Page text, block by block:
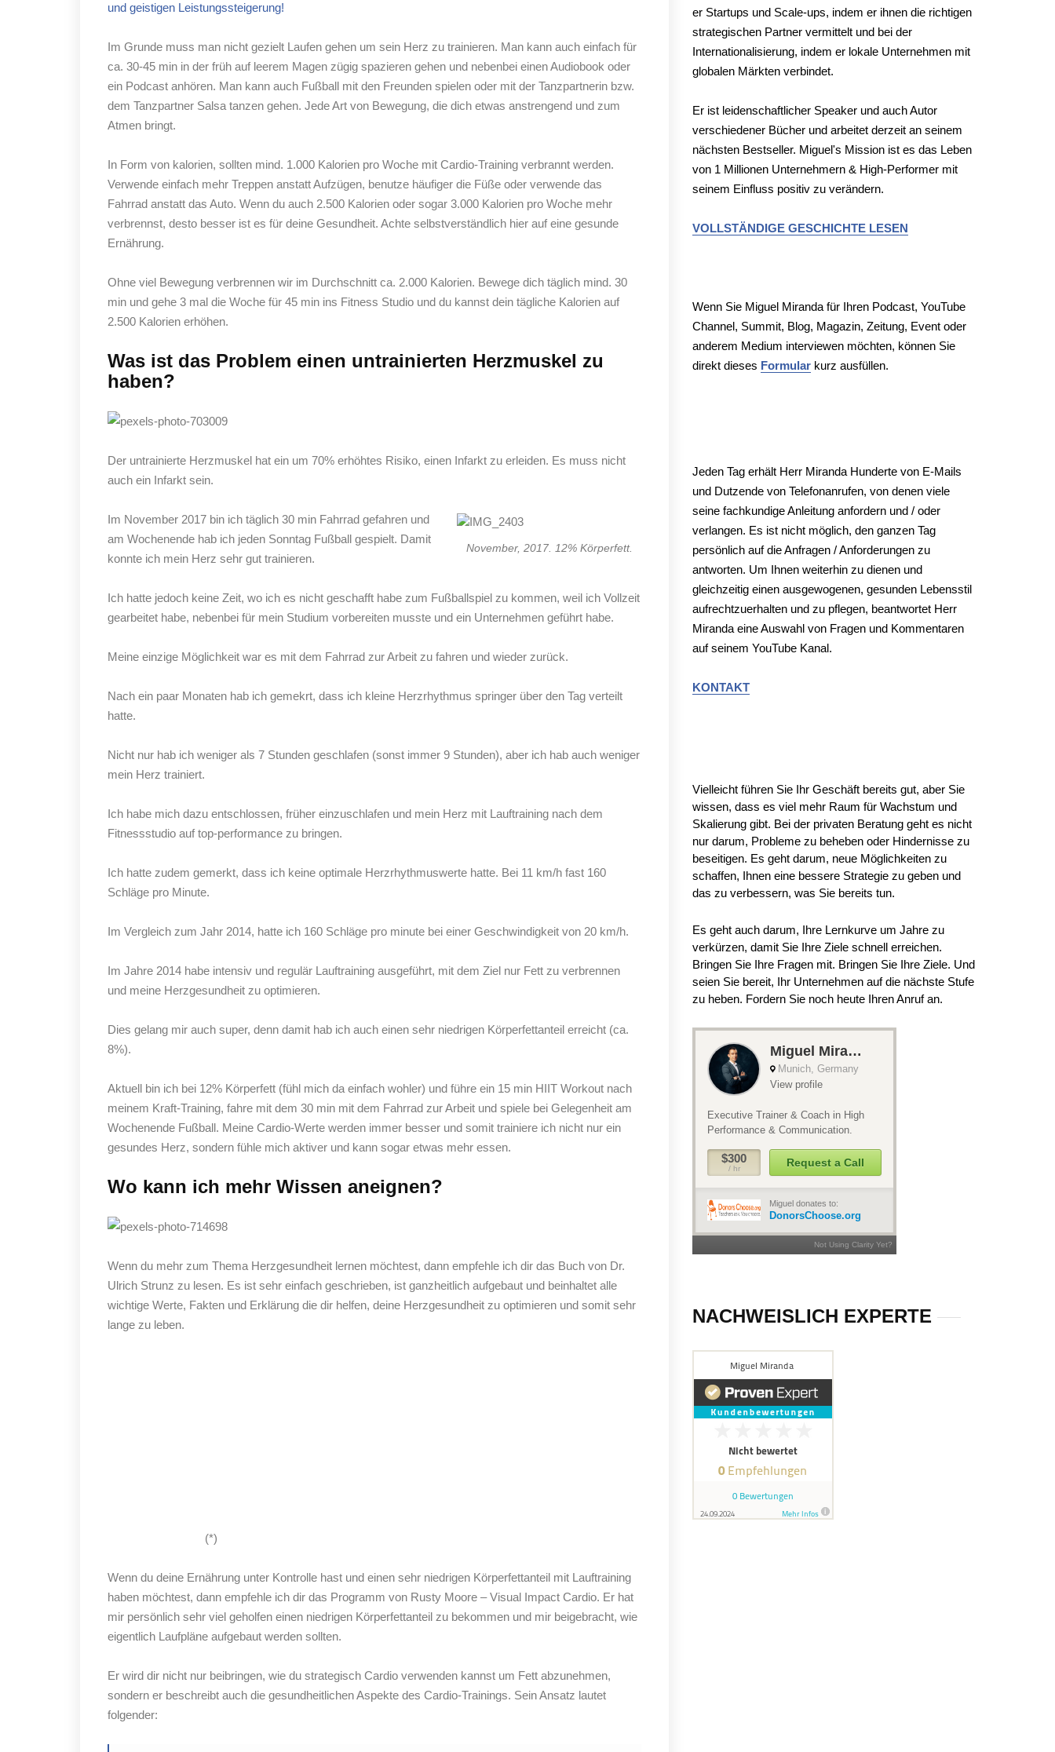
und geistigen Leistungssteigerung!
Im Grunde muss man nicht gezielt Laufen gehen um sein Herz zu trainieren. Man kann auch einfach für
ca. 30-45 min in der früh auf leerem Magen zügig spazieren gehen und nebenbei einen Audiobook oder
ein Podcast anhören. Man kann auch Fußball mit den Freunden spielen oder mit der Tanzpartnerin bzw.
dem Tanzpartner Salsa tanzen gehen. Jede Art von Bewegung, die dich etwas anstrengend und zum
Atmen bringt.
In Form von kalorien, sollten mind. 1.000 Kalorien pro Woche mit Cardio-Training verbrannt werden.
Verwende einfach mehr Treppen anstatt Aufzügen, benutze häufiger die Füße oder verwende das
Fahrrad anstatt das Auto. Wenn du auch 2.500 Kalorien oder sogar 3.000 Kalorien pro Woche mehr
verbrennst, desto besser ist es für deine Gesundheit. Achte selbstverständlich hier auf eine gesunde
Ernährung.
Ohne viel Bewegung verbrennen wir im Durchschnitt ca. 2.000 Kalorien. Bewege dich täglich mind. 30
min und gehe 3 mal die Woche für 45 min ins Fitness Studio und du kannst dein tägliche Kalorien auf
2.500 Kalorien erhöhen.
Was ist das Problem einen untrainierten Herzmuskel zu
haben?
Der untrainierte Herzmuskel hat ein um 70% erhöhtes Risiko, einen Infarkt zu erleiden. Es muss nicht
auch ein Infarkt sein.
November, 2017. 12% Körperfett.
Im November 2017 bin ich täglich 30 min Fahrrad gefahren und
am Wochenende hab ich jeden Sonntag Fußball gespielt. Damit
konnte ich mein Herz sehr gut trainieren.
Ich hatte jedoch keine Zeit, wo ich es nicht geschafft habe zum Fußballspiel zu kommen, weil ich Vollzeit
gearbeitet habe, nebenbei für mein Studium vorbereiten musste und ein Unternehmen geführt habe.
Meine einzige Möglichkeit war es mit dem Fahrrad zur Arbeit zu fahren und wieder zurück.
Nach ein paar Monaten hab ich gemekrt, dass ich kleine Herzrhythmus springer über den Tag verteilt
hatte.
Nicht nur hab ich weniger als 7 Stunden geschlafen (sonst immer 9 Stunden), aber ich hab auch weniger
mein Herz trainiert.
Ich habe mich dazu entschlossen, früher einzuschlafen und mein Herz mit Lauftraining nach dem
Fitnessstudio auf top-performance zu bringen.
Ich hatte zudem gemerkt, dass ich keine optimale Herzrhythmuswerte hatte. Bei 11 km/h fast 160
Schläge pro Minute.
Im Vergleich zum Jahr 2014, hatte ich 160 Schläge pro minute bei einer Geschwindigkeit von 20 km/h.
Im Jahre 2014 habe intensiv und regulär Lauftraining ausgeführt, mit dem Ziel nur Fett zu verbrennen
und meine Herzgesundheit zu optimieren.
Dies gelang mir auch super, denn damit hab ich auch einen sehr niedrigen Körperfettanteil erreicht (ca.
8%).
Aktuell bin ich bei 12% Körperfett (fühl mich da einfach wohler) und führe ein 15 min HIIT Workout nach
meinem Kraft-Training, fahre mit dem 30 min mit dem Fahrrad zur Arbeit und spiele bei Gelegenheit am
Wochenende Fußball. Meine Cardio-Werte werden immer besser und somit trainiere ich nicht nur ein
gesundes Herz, sondern fühle mich aktiver und kann sogar etwas mehr essen.
Wo kann ich mehr Wissen aneignen?
Wenn du mehr zum Thema Herzgesundheit lernen möchtest, dann empfehle ich dir das Buch von Dr.
Ulrich Strunz zu lesen. Es ist sehr einfach geschrieben, ist ganzheitlich aufgebaut und beinhaltet alle
wichtige Werte, Fakten und Erklärung die dir helfen, deine Herzgesundheit zu optimieren und somit sehr
lange zu leben.
(*)
Wenn du deine Ernährung unter Kontrolle hast und einen sehr niedrigen Körperfettanteil mit Lauftraining
haben möchtest, dann empfehle ich dir das Programm von Rusty Moore – Visual Impact Cardio. Er hat
mir persönlich sehr viel geholfen einen niedrigen Körperfettanteil zu bekommen und mir beigebracht, wie
eigentlich Laufpläne aufgebaut werden sollten.
Er wird dir nicht nur beibringen, wie du strategisch Cardio verwenden kannst um Fett abzunehmen,
sondern er beschreibt auch die gesundheitlichen Aspekte des Cardio-Trainings. Sein Ansatz lautet
folgender:
er Startups und Scale-ups, indem er ihnen die richtigen
strategischen Partner vermittelt und bei der
Internationalisierung, indem er lokale Unternehmen mit
globalen Märkten verbindet.
Er ist leidenschaftlicher Speaker und auch Autor
verschiedener Bücher und arbeitet derzeit an seinem
nächsten Bestseller. Miguel's Mission ist es das Leben
von 1 Millionen Unternehmern & High-Performer mit
seinem Einfluss positiv zu verändern.
VOLLSTÄNDIGE GESCHICHTE LESEN
Wenn Sie Miguel Miranda für Ihren Podcast, YouTube
Channel, Summit, Blog, Magazin, Zeitung, Event oder
anderem Medium interviewen möchten, können Sie
direkt dieses Formular kurz ausfüllen.
Jeden Tag erhält Herr Miranda Hunderte von E-Mails
und Dutzende von Telefonanrufen, von denen viele
seine fachkundige Anleitung anfordern und / oder
verlangen. Es ist nicht möglich, den ganzen Tag
persönlich auf die Anfragen / Anforderungen zu
antworten. Um Ihnen weiterhin zu dienen und
gleichzeitig einen ausgewogenen, gesunden Lebensstil
aufrechtzuerhalten und zu pflegen, beantwortet Herr
Miranda eine Auswahl von Fragen und Kommentaren
auf seinem YouTube Kanal.
KONTAKT
Vielleicht führen Sie Ihr Geschäft bereits gut, aber Sie
wissen, dass es viel mehr Raum für Wachstum und
Skalierung gibt. Bei der privaten Beratung geht es nicht
nur darum, Probleme zu beheben oder Hindernisse zu
beseitigen. Es geht darum, neue Möglichkeiten zu
schaffen, Ihnen eine bessere Strategie zu geben und
das zu verbessern, was Sie bereits tun.
Es geht auch darum, Ihre Lernkurve um Jahre zu
verkürzen, damit Sie Ihre Ziele schnell erreichen.
Bringen Sie Ihre Fragen mit. Bringen Sie Ihre Ziele. Und
seien Sie bereit, Ihr Unternehmen auf die nächste Stufe
zu heben. Fordern Sie noch heute Ihren Anruf an.
NACHWEISLICH EXPERTE